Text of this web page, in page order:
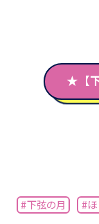
★【
#下弦の月 #ほ